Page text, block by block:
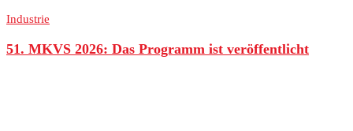
Industrie
51. MKVS 2026: Das Programm ist veröffentlicht